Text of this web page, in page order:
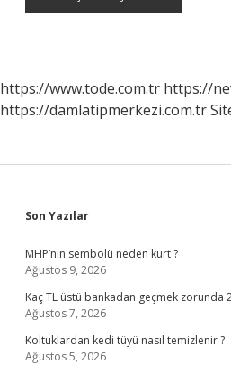
https://www.tode.com.tr https://
https://damlatipmerkezi.com.tr
Sidebar
Son Yazılar
MHP’nin sembolü neden kurt ?
Ağustos 9, 2026
Kaç TL üstü bankadan geçmek zorunda
Ağustos 7, 2026
Koltuklardan kedi tüyü nasıl temizlenir ?
Ağustos 5, 2026